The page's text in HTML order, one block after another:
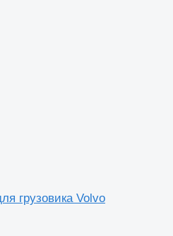
грузовика Volvo